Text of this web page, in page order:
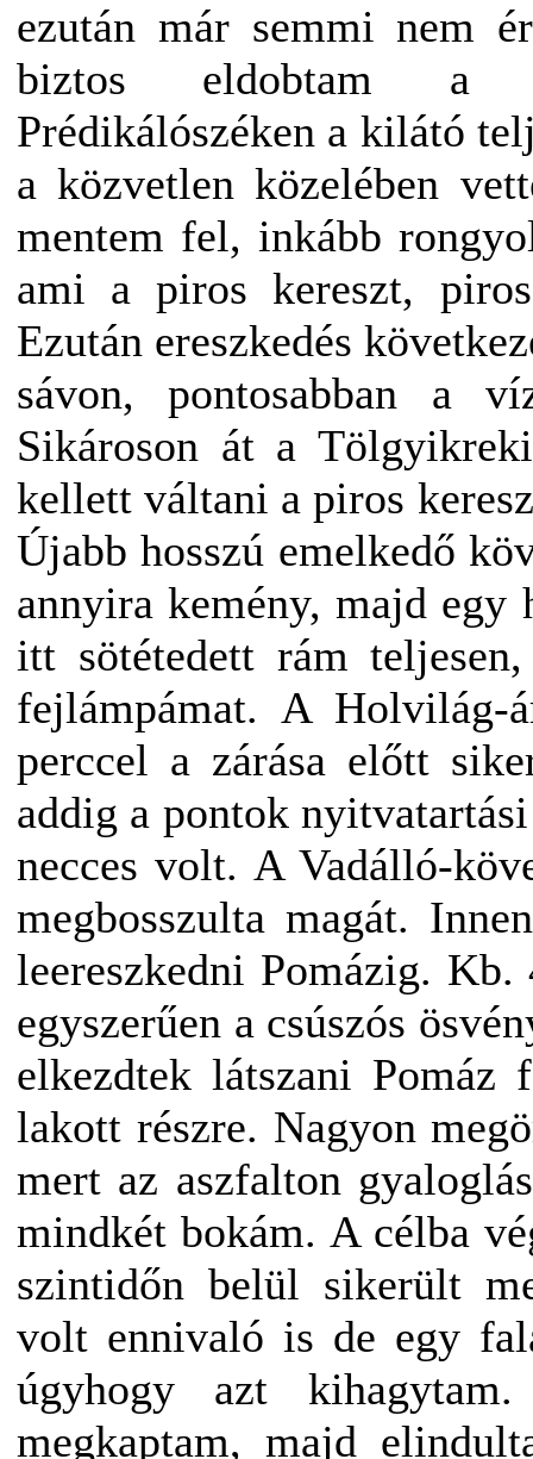
ezután már semmi nem
biztos eldobtam a
Prédikálószéken a kilátó
a közvetlen közelében
mentem fel, inkább
ami a piros kereszt,
Ezután ereszkedés
sávon, pontosabban a
Sikároson át a
kellett váltani a piros
Újabb hosszú emelkedő
annyira kemény, majd egy
itt sötétedett rám
fejlámpámat. A
perccel a zárása előtt
addig a pontok
necces volt. A Vadálló-
megbosszulta magát.
leereszkedni Pomázig.
egyszerűen a csúszós
elkezdtek látszani Pomáz
lakott részre. Nagyon
mert az aszfalton
mindkét bokám. A célba
szintidőn belül sikerült
volt ennivaló is de egy
úgyhogy azt
megkaptam, majd